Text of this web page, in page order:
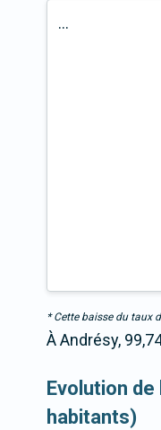
...
* Cette baisse du taux
À Andrésy,
Evolution
habitants)